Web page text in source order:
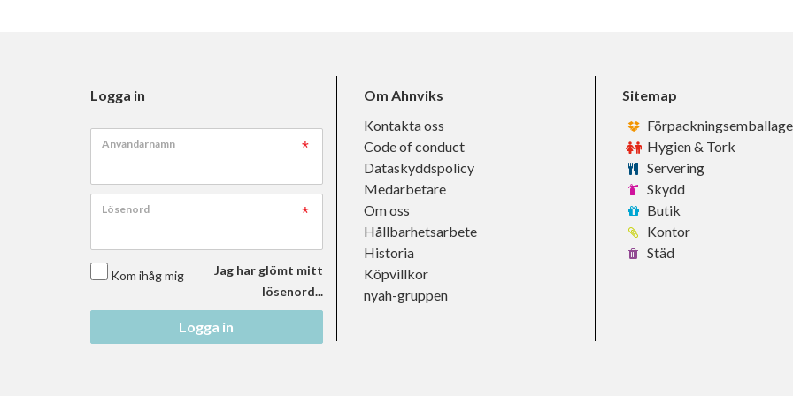
Logga in
Användarnamn
Lösenord
Kom ihåg mig
Jag har glömt mitt
lösenord...
Logga in
Om Ahnviks
Kontakta oss
Code of conduct
Dataskyddspolicy
Medarbetare
Om oss
Hållbarhetsarbete
Historia
Köpvillkor
nyah-gruppen
Sitemap
Förpackningsemballage
Hygien & Tork
Servering
Skydd
Butik
Kontor
Städ